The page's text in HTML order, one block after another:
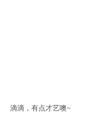
滴滴，有点才艺噢~